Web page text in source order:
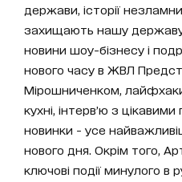
держави, історії
захищають нашу
новини шоу-бізнесу і
нового часу в ЖВЛ
Мірошниченком, лайфхаки
кухні, інтерв’ю з
новинки - усе
нового дня. Окрім того,
ключові події минулого в